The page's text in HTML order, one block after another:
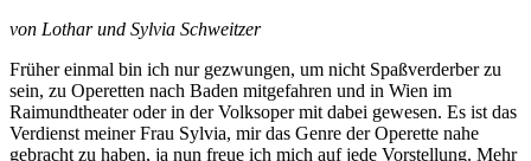
von Lothar und Sylvia Schweitzer
Früher einmal bin ich nur gezwungen, um nicht Spaßverderber zu
sein, zu Operetten nach Baden mitgefahren und in Wien im
Raimundtheater oder in der Volksoper mit dabei gewesen. Es ist das
Verdienst meiner Frau Sylvia, mir das Genre der Operette nahe
gebracht zu haben, ja nun freue ich mich auf jede Vorstellung. Mehr